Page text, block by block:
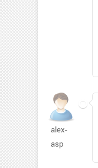
alex-
asp